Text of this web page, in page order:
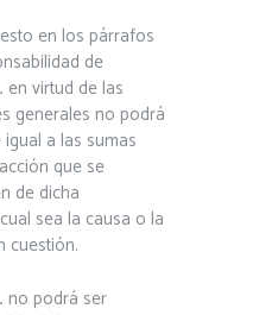
en los párrafos
de
en virtud de las
generales no podrá
a las sumas
que se
de dicha
sea la causa o la
cuestión.
no podrá ser